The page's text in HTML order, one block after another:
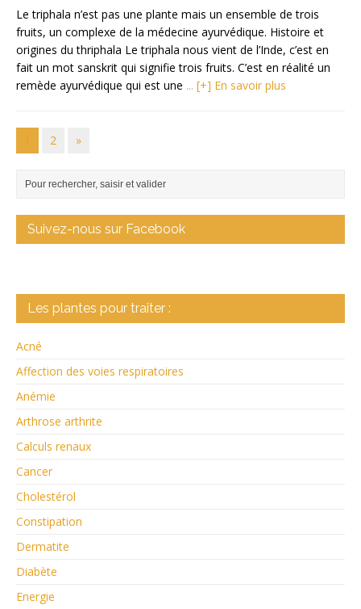
Le triphala n’est pas une plante mais un ensemble de trois
fruits, un complexe de la médecine ayurvédique. Histoire et
origines du thriphala Le triphala nous vient de l’Inde, c’est en
fait un mot sanskrit qui signifie trois fruits. C’est en réalité un
remède ayurvédique qui est une ... [+] En savoir plus
1 2 »
Suivez-nous sur Facebook
Les plantes pour traiter :
Acné
Affection des voies respiratoires
Anémie
Arthrose arthrite
Calculs renaux
Cancer
Cholestérol
Constipation
Dermatite
Diabète
Energie